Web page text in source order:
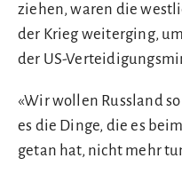
ziehen, waren die
der Krieg weiterging,
der US-
«Wir wollen Russland
es die Dinge, die es
getan hat, nicht mehr